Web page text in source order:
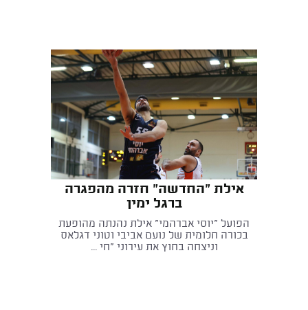
אילת "החדשה" חזרה מהפגרה
ברגל ימין
הפועל "יוסי אברהמי" אילת נהנתה מהופעת
בכורה חלומית של נועם אביבי וטוני דגלאס
וניצחה בחוץ את עירוני "חי ...